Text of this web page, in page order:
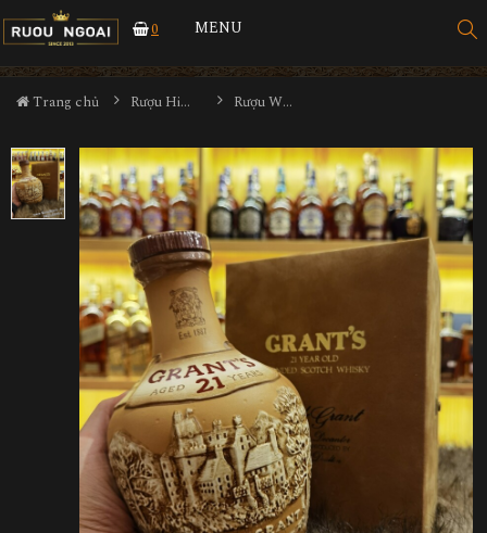
0 MENU
Trang chủ Rượu Hiếm - Cũ Rượu Whisky Grants 21 Old Year